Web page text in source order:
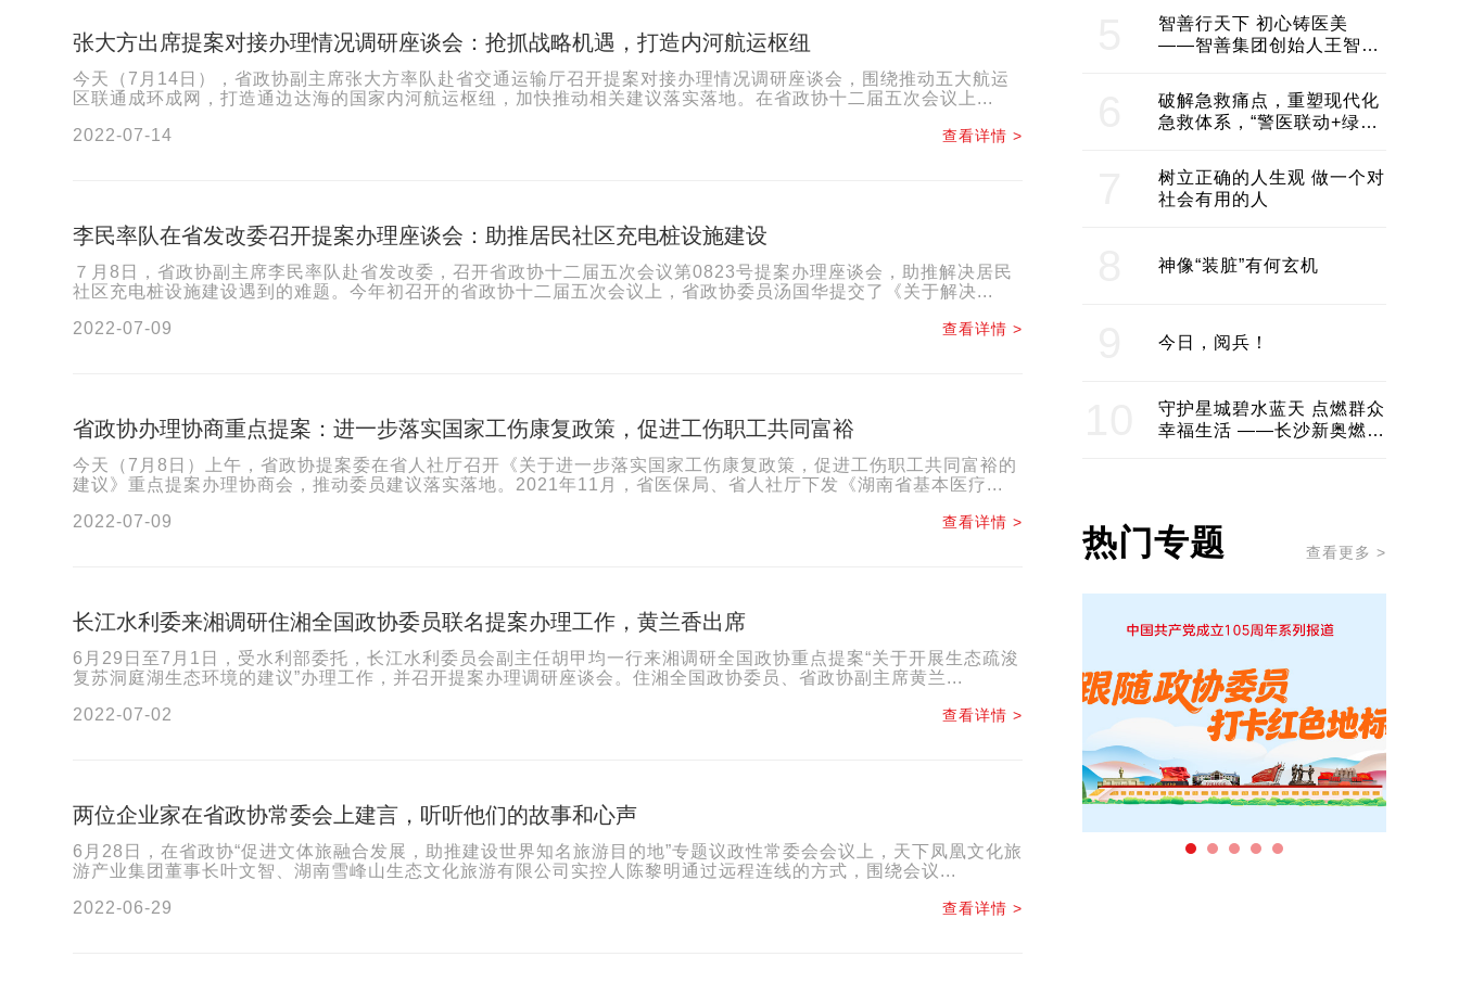
张大方出席提案对接办理情况调研座谈会：抢抓战略机遇，打造内河航运枢纽
今天（7月14日），省政协副主席张大方率队赴省交通运输厅召开提案对接办理情况调研座谈会，围绕推动五大航运
区联通成环成网，打造通边达海的国家内河航运枢纽，加快推动相关建议落实落地。在省政协十二届五次会议上...
2022-07-14
查看详情 >
李民率队在省发改委召开提案办理座谈会：助推居民社区充电桩设施建设
７月8日，省政协副主席李民率队赴省发改委，召开省政协十二届五次会议第0823号提案办理座谈会，助推解决居民
社区充电桩设施建设遇到的难题。今年初召开的省政协十二届五次会议上，省政协委员汤国华提交了《关于解决...
2022-07-09
查看详情 >
省政协办理协商重点提案：进一步落实国家工伤康复政策，促进工伤职工共同富裕
今天（7月8日）上午，省政协提案委在省人社厅召开《关于进一步落实国家工伤康复政策，促进工伤职工共同富裕的
建议》重点提案办理协商会，推动委员建议落实落地。2021年11月，省医保局、省人社厅下发《湖南省基本医疗...
2022-07-09
查看详情 >
长江水利委来湘调研住湘全国政协委员联名提案办理工作，黄兰香出席
6月29日至7月1日，受水利部委托，长江水利委员会副主任胡甲均一行来湘调研全国政协重点提案“关于开展生态疏浚
复苏洞庭湖生态环境的建议”办理工作，并召开提案办理调研座谈会。住湘全国政协委员、省政协副主席黄兰...
2022-07-02
查看详情 >
两位企业家在省政协常委会上建言，听听他们的故事和心声
6月28日，在省政协“促进文体旅融合发展，助推建设世界知名旅游目的地”专题议政性常委会会议上，天下凤凰文化旅
游产业集团董事长叶文智、湖南雪峰山生态文化旅游有限公司实控人陈黎明通过远程连线的方式，围绕会议...
2022-06-29
查看详情 >
智善行天下 初心铸医美
——智善集团创始人王智带
建医美产业良性生态圈
破解急救痛点，重塑现代化
急救体系，“警医联动+绿波
树立正确的人生观 做一个对
社会有用的人
神像“装脏”有何玄机
今日，阅兵！
守护星城碧水蓝天 点燃群众
幸福生活 ——长沙新奥燃气
热门专题 查看更多 >